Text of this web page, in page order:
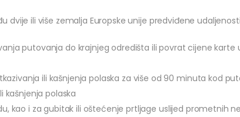
dvije ili više zemalja Europske unije predviđene
putovanja do krajnjeg odredišta ili povrat cijene
ili kašnjenja polaska za više od 90 minuta kod
kašnjenja polaska
kao i za gubitak ili oštećenje prtljage uslijed prometnih